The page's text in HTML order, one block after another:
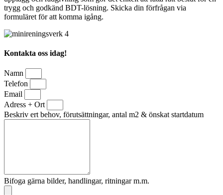
trygg och godkänd BDT-lösning. Skicka din förfrågan via
formuläret för att komma igång.
Kontakta oss idag!
Namn
Telefon
Email
Adress + Ort
Beskriv ert behov, förutsättningar, antal m2 & önskat startdatum
Bifoga gärna bilder, handlingar, ritningar m.m.